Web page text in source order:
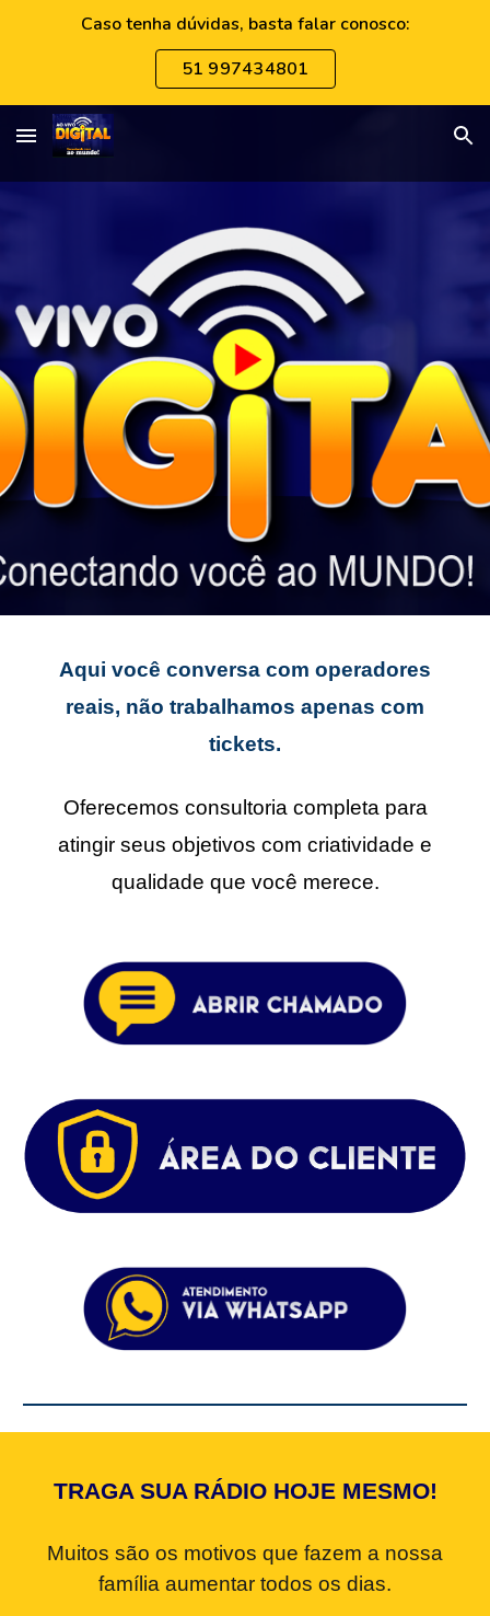
Caso tenha dúvidas, basta falar conosco:
51 997434801
Aqui você conversa com operadores
reais, não trabalhamos apenas com
tickets.
Oferecemos consultoria completa para
atingir seus objetivos com criatividade e
qualidade que você merece.
TRAGA SUA RÁDIO HOJE MESMO!
Muitos são os motivos que fazem a nossa
família aumentar todos os dias.